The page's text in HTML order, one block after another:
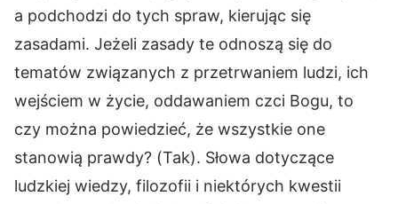
a podchodzi do tych spraw, kierując się
zasadami. Jeżeli zasady te odnoszą się do
tematów związanych z przetrwaniem ludzi, ich
wejściem w życie, oddawaniem czci Bogu, to
czy można powiedzieć, że wszystkie one
stanowią prawdy? (Tak). Słowa dotyczące
ludzkiej wiedzy, filozofii i niektórych kwestii